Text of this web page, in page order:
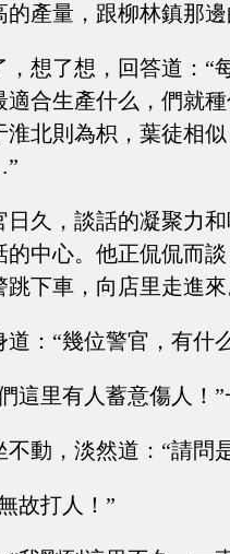
的產量，跟柳林鎮那
，想了想，回答道：“
適合生產什么，們就
淮北則為枳，葉徒相
日久，談話的凝聚力
的中心。他正侃侃而
跳下車，向店里走進
道：“幾位警官，有什
這里有人蓄意傷人！
不動，淡然道：“請問
故打人！”